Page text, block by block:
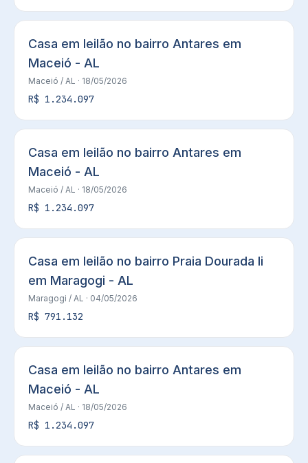
Casa em leilão no bairro Antares em
Maceió - AL
Maceió / AL · 18/05/2026
R$ 1.234.097
Casa em leilão no bairro Antares em
Maceió - AL
Maceió / AL · 18/05/2026
R$ 1.234.097
Casa em leilão no bairro Praia Dourada Ii
em Maragogi - AL
Maragogi / AL · 04/05/2026
R$ 791.132
Casa em leilão no bairro Antares em
Maceió - AL
Maceió / AL · 18/05/2026
R$ 1.234.097